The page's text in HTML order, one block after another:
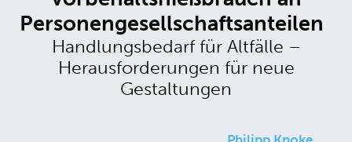
Personengesellschaftsanteilen
Handlungsbedarf für Altfälle –
Herausforderungen für neue
Gestaltungen